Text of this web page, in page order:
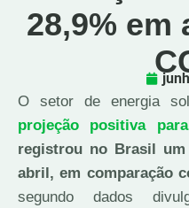
28,9% em
O setor de energia
projeção positiva
registrou no Brasil um
abril, em comparação
segundo dados